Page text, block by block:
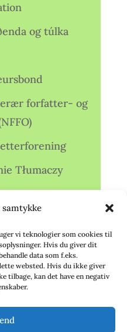
vi teknologier som cookies til
Hvis du giver dit
data som f.eks.
websted. Hvis du ikke giver
tilbage, kan det have en negativ
og túlka
forfatter- og
Tłumaczy
(Ö.)
(ÖC)
(VdÜ)